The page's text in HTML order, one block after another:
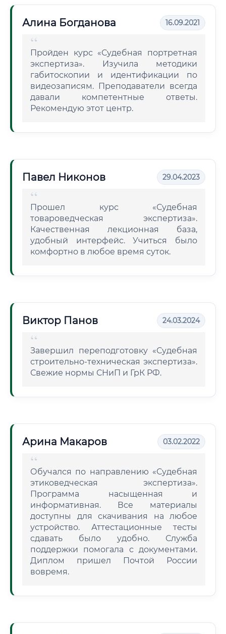
Алина Богданова 16.09.2021
Пройден курс «Судебная портретная
экспертиза». Изучила методики
габитоскопии и идентификации по
видеозаписям. Преподаватели всегда
давали компетентные ответы.
Рекомендую этот центр.
Павел Никонов 29.04.2023
Прошел курс «Судебная
товароведческая экспертиза».
Качественная лекционная база,
удобный интерфейс. Учиться было
комфортно в любое время суток.
Виктор Панов 24.03.2024
Завершил переподготовку «Судебная
строительно-техническая экспертиза».
Свежие нормы СНиП и ГрК РФ.
Арина Макаров 03.02.2022
Обучался по направлению «Судебная
этиковедческая экспертиза».
Программа насыщенная и
информативная. Все материалы
доступны для скачивания на любое
устройство. Аттестационные тесты
сдавать было удобно. Служба
поддержки помогала с документами.
Диплом пришел Почтой России
вовремя.